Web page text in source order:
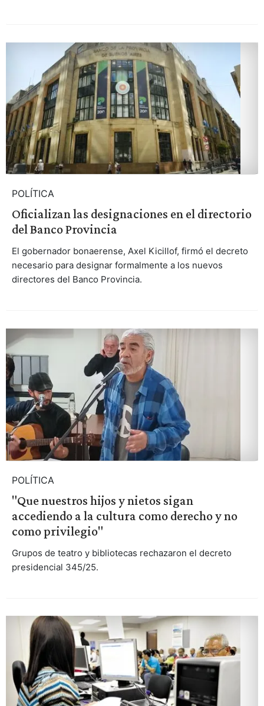
POLÍTICA
Oficializan las designaciones en el directorio
del Banco Provincia
El gobernador bonaerense, Axel Kicillof, firmó el decreto
necesario para designar formalmente a los nuevos
directores del Banco Provincia.
POLÍTICA
"Que nuestros hijos y nietos sigan
accediendo a la cultura como derecho y no
como privilegio"
Grupos de teatro y bibliotecas rechazaron el decreto
presidencial 345/25.